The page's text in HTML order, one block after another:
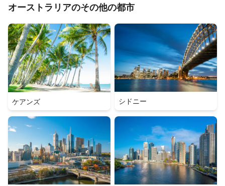
オーストラリアのその他の都市
ケアンズ シドニー